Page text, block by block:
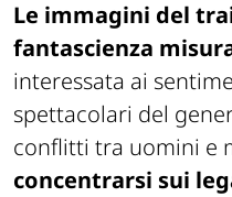
Le immagini del
fantascienza
interessata ai
spettacolari del
conflitti tra uomini e
concentrarsi sui